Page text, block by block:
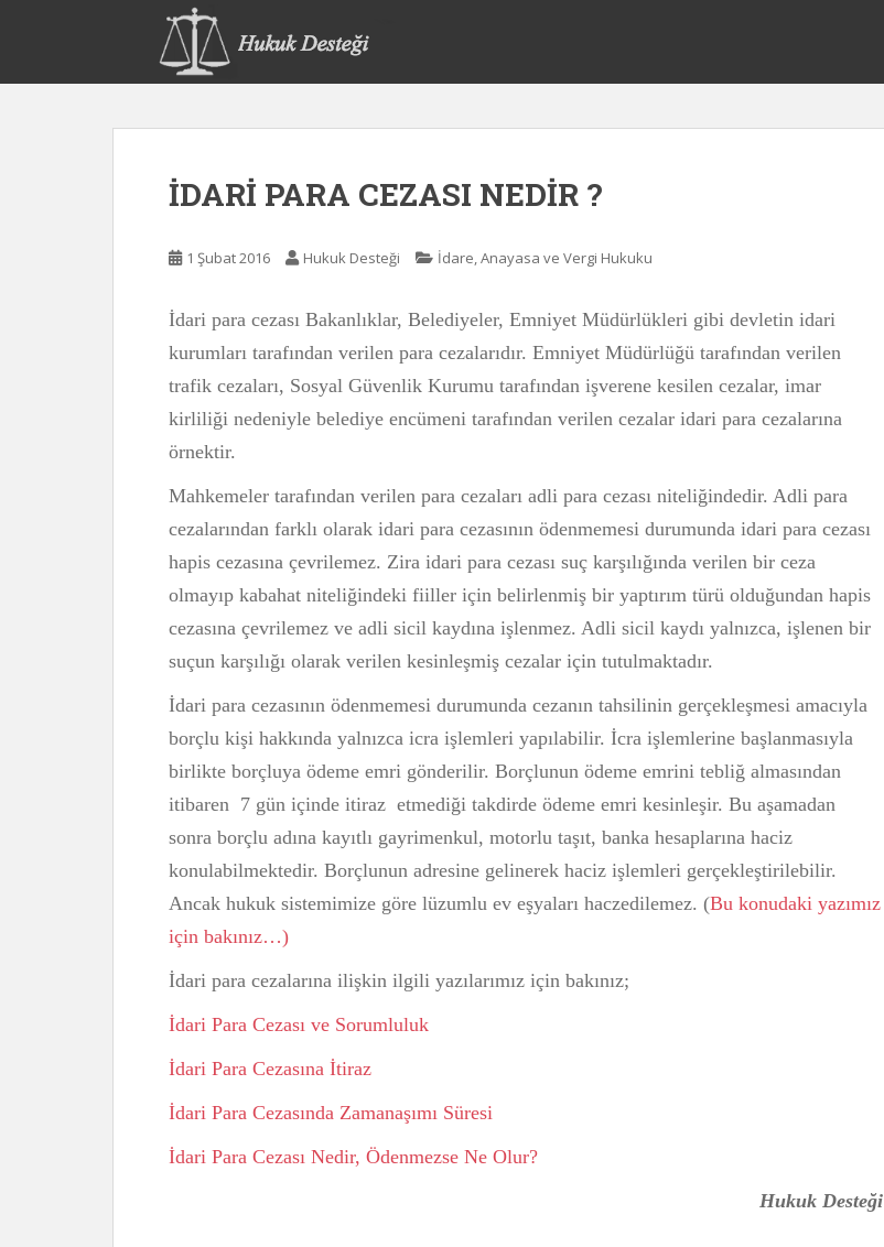
p
İDARİ PARA CEZASI NEDİR ?
1 Şubat 2016 Hukuk Desteği İdare, Anayasa ve Vergi Hukuku
İdari para cezası Bakanlıklar, Belediyeler, Emniyet Müdürlükleri gibi devletin idari
kurumları tarafından verilen para cezalarıdır. Emniyet Müdürlüğü tarafından verilen
trafik cezaları, Sosyal Güvenlik Kurumu tarafından işverene kesilen cezalar, imar
kirliliği nedeniyle belediye encümeni tarafından verilen cezalar idari para cezalarına
örnektir.
Mahkemeler tarafından verilen para cezaları adli para cezası niteliğindedir. Adli para
cezalarından farklı olarak idari para cezasının ödenmemesi durumunda idari para cezası
hapis cezasına çevrilemez. Zira idari para cezası suç karşılığında verilen bir ceza
olmayıp kabahat niteliğindeki fiiller için belirlenmiş bir yaptırım türü olduğundan hapis
cezasına çevrilemez ve adli sicil kaydına işlenmez. Adli sicil kaydı yalnızca, işlenen bir
suçun karşılığı olarak verilen kesinleşmiş cezalar için tutulmaktadır.
İdari para cezasının ödenmemesi durumunda cezanın tahsilinin gerçekleşmesi amacıyla
borçlu kişi hakkında yalnızca icra işlemleri yapılabilir. İcra işlemlerine başlanmasıyla
birlikte borçluya ödeme emri gönderilir. Borçlunun ödeme emrini tebliğ almasından
itibaren 7 gün içinde itiraz etmediği takdirde ödeme emri kesinleşir. Bu aşamadan
sonra borçlu adına kayıtlı gayrimenkul, motorlu taşıt, banka hesaplarına haciz
konulabilmektedir. Borçlunun adresine gelinerek haciz işlemleri gerçekleştirilebilir.
Ancak hukuk sistemimize göre lüzumlu ev eşyaları haczedilemez. (Bu konudaki yazımız
için bakınız…)
İdari para cezalarına ilişkin ilgili yazılarımız için bakınız;
İdari Para Cezası ve Sorumluluk
İdari Para Cezasına İtiraz
İdari Para Cezasında Zamanaşımı Süresi
İdari Para Cezası Nedir, Ödenmezse Ne Olur?
Hukuk Desteği